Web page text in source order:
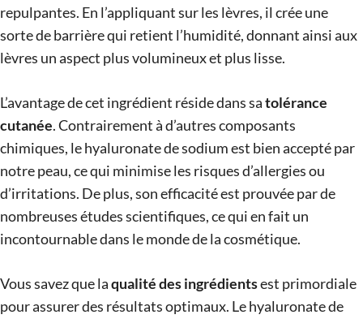
repulpantes. En l’appliquant sur les lèvres, il crée une
sorte de barrière qui retient l’humidité, donnant ainsi aux
lèvres un aspect plus volumineux et plus lisse.
L’avantage de cet ingrédient réside dans satolérance
cutanée. Contrairement à d’autres composants
chimiques, le hyaluronate de sodium est bien accepté par
notre peau, ce qui minimise les risques d’allergies ou
d’irritations. De plus, son efficacité est prouvée par de
nombreuses études scientifiques, ce qui en fait un
incontournable dans le monde de la cosmétique.
Vous savez que laqualité des ingrédientsest primordiale
pour assurer des résultats optimaux. Le hyaluronate de